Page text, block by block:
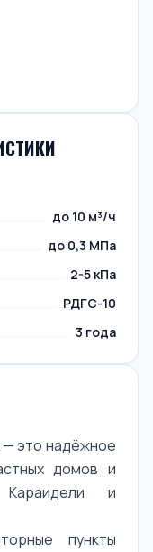
до 10 м³/ч
до 0,3 МПа
2-5 кПа
РДГС-10
3 года
— это надёжное
домов и
и
пункты